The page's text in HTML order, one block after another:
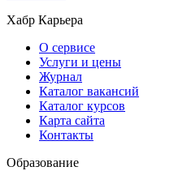
Хабр Карьера
О сервисе
Услуги и цены
Журнал
Каталог вакансий
Каталог курсов
Карта сайта
Контакты
Образование